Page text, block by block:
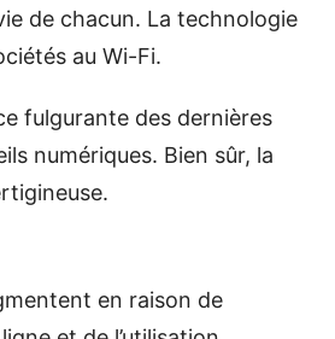
de chacun. La technologie
au Wi-Fi.
fulgurante des dernières
numériques. Bien sûr, la
en raison de